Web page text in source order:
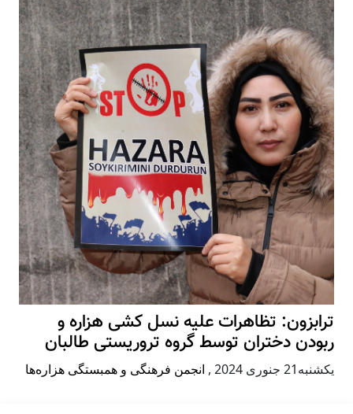
ترابزون: تظاهرات علیه نسل کشی هزاره و
ربودن دختران توسط گروه تروریستی طالبان
يكشنبه21 جنوری 2024 , انجمن فرهنگی و همبستگی هزاره‌ها